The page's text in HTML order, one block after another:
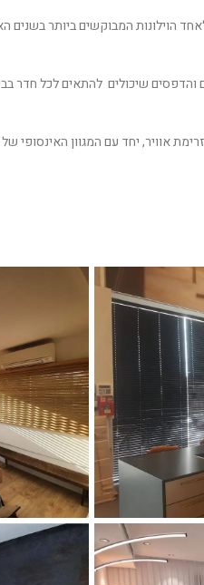
הוילונות המבוקשים ביותר בשנים
והדפסים שיכולים להתאים לכל חדר
אוויר, יחד עם המגוון האינסופי